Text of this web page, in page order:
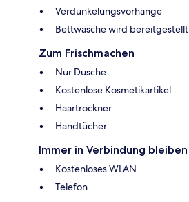
Verdunkelungsvorhänge
Bettwäsche wird bereitgestellt
Zum Frischmachen
Nur Dusche
Kostenlose Kosmetikartikel
Haartrockner
Handtücher
Immer in Verbindung bleiben
Kostenloses WLAN
Telefon